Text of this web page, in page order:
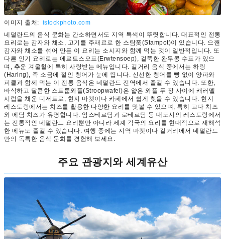
이미지 출처: istockphoto.com
네덜란드의 음식 문화는 간소하면서도 지역 특색이 뚜렷합니다. 대표적인 전통
요리로는 감자와 채소, 고기를 주재료로 한 스탐폿(Stampot)이 있습니다. 으깬
감자와 채소를 섞어 만든 이 요리는 소시지와 함께 먹는 것이 일반적입니다. 또
다른 인기 요리로는 에르트스오프(Erwtensoep), 걸쭉한 완두콩 수프가 있으
며, 추운 겨울철에 특히 사랑받는 메뉴입니다. 길거리 음식 중에서는 하링
(Haring), 즉 소금에 절인 청어가 눈에 띕니다. 신선한 청어를 빵 없이 양파와
피클과 함께 먹는 이 전통 음식은 네덜란드 전역에서 즐길 수 있습니다. 또한,
바삭하고 달콤한 스트룹와플(Stroopwafel)은 얇은 와플 두 장 사이에 캐러멜
시럽을 채운 디저트로, 현지 마켓이나 카페에서 쉽게 찾을 수 있습니다. 현지
레스토랑에서는 치즈를 활용한 다양한 요리를 맛볼 수 있으며, 특히 고다 치즈
와 에담 치즈가 유명합니다. 암스테르담과 로테르담 등 대도시의 레스토랑에서
는 전통적인 네덜란드 요리뿐만 아니라 세계 각국의 요리를 현대적으로 재해석
한 메뉴도 즐길 수 있습니다. 여행 중에는 지역 마켓이나 길거리에서 네덜란드
만의 독특한 음식 문화를 경험해 보세요.
주요 관광지와 세계유산